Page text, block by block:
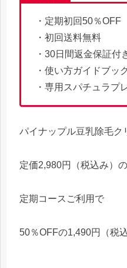
・定期初回50％OFF
・初回送料無料
・30日間返金保証付
・使い方ガイドブッ
・専用スパチュラプ
パイナップル豆乳除毛ク
定価2,980円（税込み）の
定期コースご利用で
50％OFFの1,490円（税